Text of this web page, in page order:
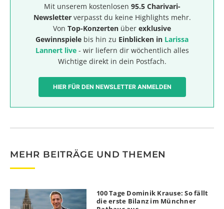
Mit unserem kostenlosen 95.5 Charivari-
Newsletterverpasst du keine Highlights mehr.
Von Top-Konzerten über exklusive
Gewinnspiele bis hin zu Einblicken in Larissa
Lannert live- wir liefern dir wöchentlich alles
Wichtige direkt in dein Postfach.
HIER FÜR DEN NEWSLETTER ANMELDEN
MEHR BEITRÄGE UND THEMEN
100 Tage Dominik Krause: So fällt
die erste Bilanz im Münchner